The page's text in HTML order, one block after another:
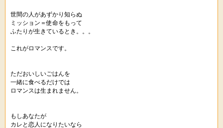
世間の人があずかり知らぬ
ミッション＝使命をもって
ふたりが生きているとき。。。
これがロマンスです。
ただおいしいごはんを
一緒に食べるだけでは
ロマンスは生まれません。
もしあなたが
カレと恋人になりたいなら